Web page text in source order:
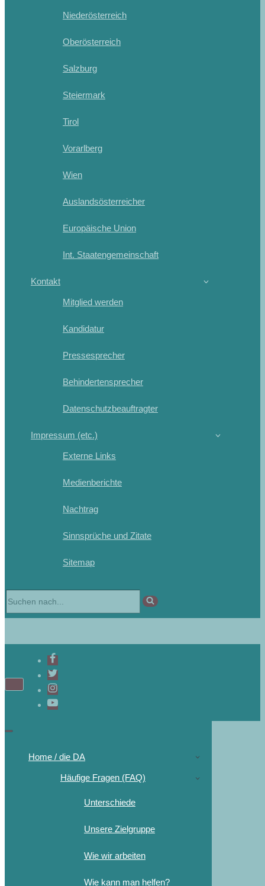
Niederösterreich
Oberösterreich
Salzburg
Steiermark
Tirol
Vorarlberg
Wien
Auslandsösterreicher
Europäische Union
Int. Staatengemeinschaft
Kontakt
Mitglied werden
Kandidatur
Pressesprecher
Behindertensprecher
Datenschutzbeauftragter
Impressum (etc.)
Externe Links
Medienberichte
Nachtrag
Sinnsprüche und Zitate
Sitemap
Home / die DA
Häufige Fragen (FAQ)
Unterschiede
Unsere Zielgruppe
Wie wir arbeiten
Wie kann man helfen?